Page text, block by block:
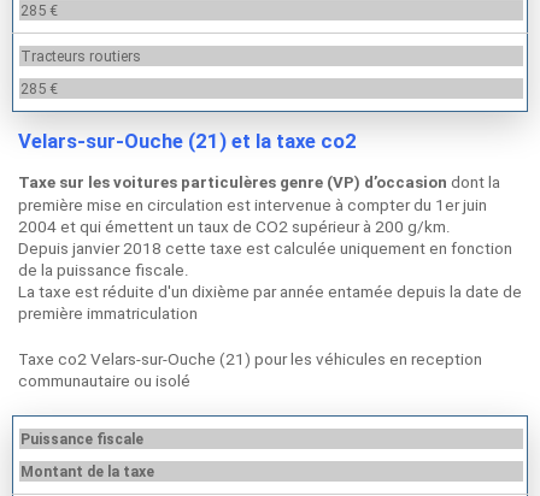
285 €
Tracteurs routiers
285 €
Velars-sur-Ouche (21) et la taxe co2
Taxe sur les voitures particulères genre (VP) d’occasion dont la
première mise en circulation est intervenue à compter du 1er juin
2004 et qui émettent un taux de CO2 supérieur à 200 g/km.
Depuis janvier 2018 cette taxe est calculée uniquement en fonction
de la puissance fiscale.
La taxe est réduite d'un dixième par année entamée depuis la date de
première immatriculation
Taxe co2 Velars-sur-Ouche (21) pour les véhicules en reception
communautaire ou isolé
Puissance fiscale
Montant de la taxe